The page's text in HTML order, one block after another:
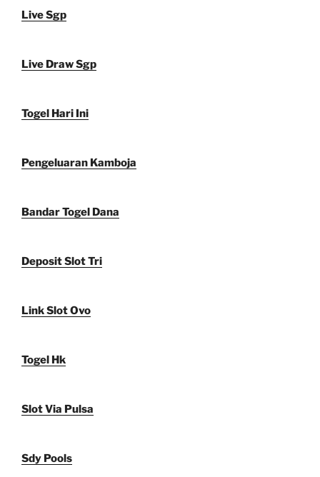
Live Sgp
Live Draw Sgp
Togel Hari Ini
Pengeluaran Kamboja
Bandar Togel Dana
Deposit Slot Tri
Link Slot Ovo
Togel Hk
Slot Via Pulsa
Sdy Pools